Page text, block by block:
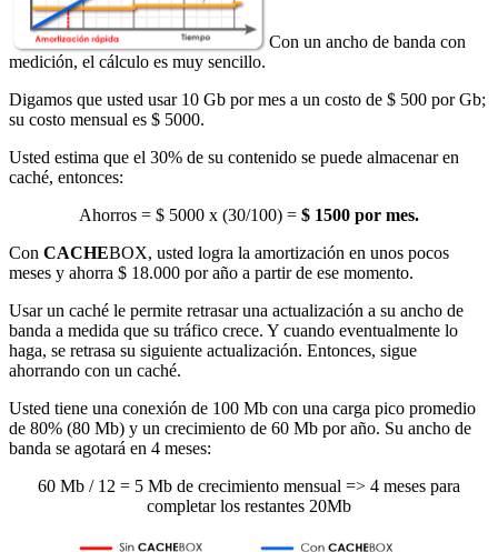
Con un ancho de banda con
medición, el cálculo es muy sencillo.
Digamos que usted usar 10 Gb por mes a un costo de $ 500 por Gb;
su costo mensual es $ 5000.
Usted estima que el 30% de su contenido se puede almacenar en
caché, entonces:
Ahorros = $ 5000 x (30/100) = $ 1500 por mes.
Con CACHEBOX, usted logra la amortización en unos pocos
meses y ahorra $ 18.000 por año a partir de ese momento.
Usar un caché le permite retrasar una actualización a su ancho de
banda a medida que su tráfico crece. Y cuando eventualmente lo
haga, se retrasa su siguiente actualización. Entonces, sigue
ahorrando con un caché.
Usted tiene una conexión de 100 Mb con una carga pico promedio
de 80% (80 Mb) y un crecimiento de 60 Mb por año. Su ancho de
banda se agotará en 4 meses:
60 Mb / 12 = 5 Mb de crecimiento mensual => 4 meses para
completar los restantes 20Mb